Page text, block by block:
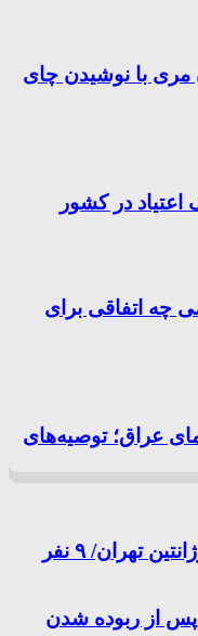
مری با نوشیدن چای
در کشور
چه اتفاقی برای
عراق؛ توصیه‌های
سقوط آسانسور در میدان آرژانتین تهران/ ۹ نفر
از ربوده شدن